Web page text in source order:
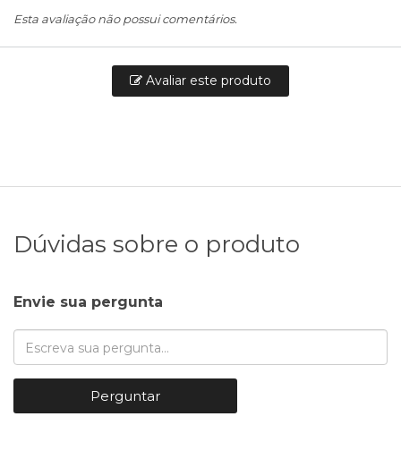
Esta avaliação não possui comentários.
Avaliar este produto
Dúvidas sobre o produto
Envie sua pergunta
Perguntar